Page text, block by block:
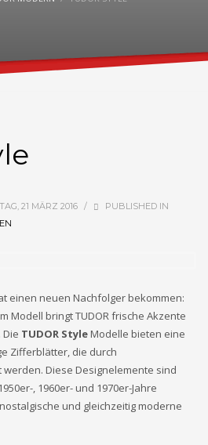
21 MÄRZ 2016 /
PUBLISHED IN
einen neuen Nachfolger bekommen:
Modell bringt TUDOR frische Akzente
TUDOR StyleModelle bieten eine
Zifferblätter, die durch
Diese Designelemente sind
, 1960er- und 1970er-Jahre
und gleichzeitig moderne